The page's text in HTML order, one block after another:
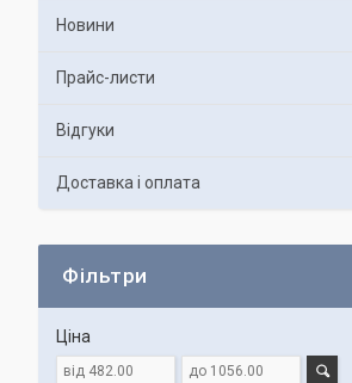
Новини
Прайс-листи
Відгуки
Доставка і оплата
Фільтри
Ціна